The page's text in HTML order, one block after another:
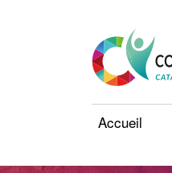
Accueil